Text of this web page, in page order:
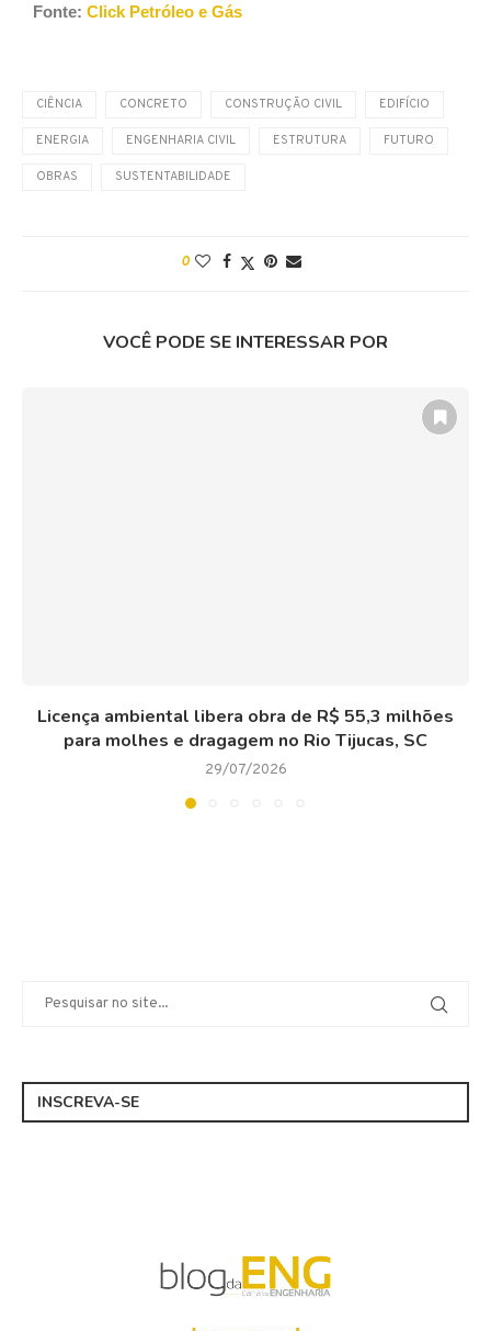
Fonte: Click Petróleo e Gás
CIÊNCIA CONCRETO CONSTRUÇÃO CIVIL EDIFÍCIO
ENERGIA ENGENHARIA CIVIL ESTRUTURA FUTURO
OBRAS SUSTENTABILIDADE
0
VOCÊ PODE SE INTERESSAR POR
Licença ambiental libera obra de R$ 55,3 milhões
para molhes e dragagem no Rio Tijucas, SC
29/07/2026
INSCREVA-SE